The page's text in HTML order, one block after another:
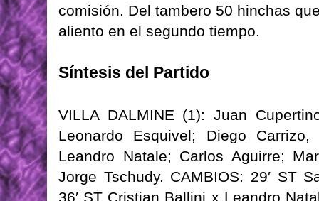
comisión. Del tambero 50 hinchas
aliento en el segundo tiempo.
Síntesis del Partido
VILLA DALMINE (1): Juan
Leonardo Esquivel; Diego
Leandro Natale; Carlos Aguirre;
Jorge Tschudy. CAMBIOS: 29′ ST
36′ ST Cristian Ballini x Leandro